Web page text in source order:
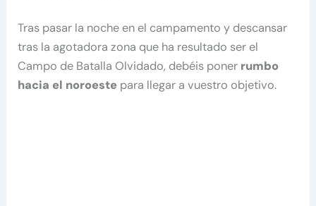
Tras pasar la noche en el campamento y descansar
tras la agotadora zona que ha resultado ser el
Campo de Batalla Olvidado, debéis poner rumbo
hacia el noroeste para llegar a vuestro objetivo.